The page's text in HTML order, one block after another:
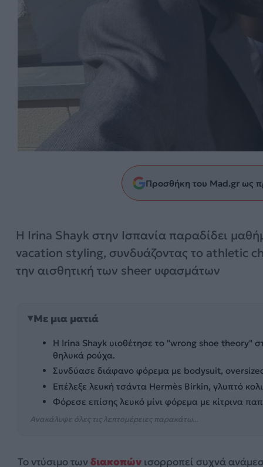
Προσθήκη του Mad.gr ως
Η Irina Shayk στην Ισπανία παραδίδει
vacation styling, συνδυάζοντας το athletic
την αισθητική των sheer υφασμάτων
Με μια ματιά
Η Irina Shayk υιοθέτησε το "wrong shoe theory"
θηλυκά ρούχα.
Συνδύασε διάφανο φόρεμα με bodysuit,
Επέλεξε λευκή τσάντα Hermès Birkin, γλυπτό
Φόρεσε επίσης λευκό μίνι φόρεμα με κίτρινα
Ανακάλυψε όλες τις λεπτομέρειες παρακάτω...
Το ντύσιμο τωνδιακοπών ισορροπεί συχνά